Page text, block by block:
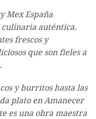
Mex España
culinaria auténtica.
frescos y
que son fieles a
y burritos hasta las
plato en Amanecer
es una obra maestra